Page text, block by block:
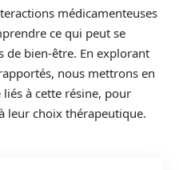
médicamenteuses
ce qui peut se
de bien-être. En explorant
nous mettrons en
à cette résine, pour
leur choix thérapeutique.